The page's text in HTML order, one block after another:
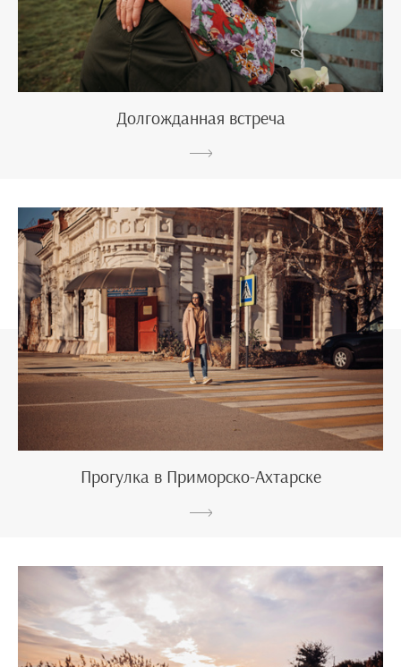
Долгожданная встреча
Прогулка в Приморско-Ахтарске